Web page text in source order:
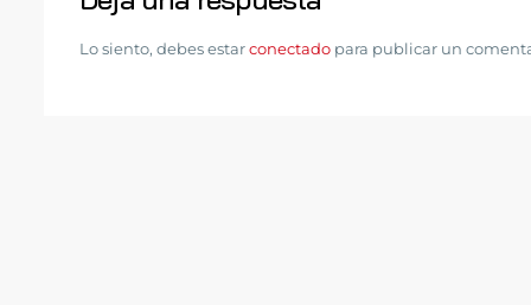
Lo siento, debes estarconectado para publicar un